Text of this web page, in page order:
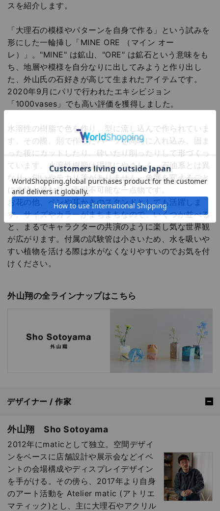
スを紹介します。
「大理石の模様やパターンを自身で作る」という試みを
形にした一輪挿し「MINE ORE （マイン オー
レ）」。"MINE" は鉱山、"ORE" は鉱石という意味をも
ち、地層や模様を自分なりに出してみようと作り出し
た、外山氏の石好きが高じて生まれたアイテムです。
2020年9月にパリで行われたエキシビジョン
「1000vases」でも高い評価を獲得しました。
水溶性の樹脂で色を作り、型に流し込んで作られていま
す。その際、別で作ったパーツを同時に入れ込み、固ま
った後にカットしたり、砕いたり削ったりして形づくっ
ています。水溶性樹脂は環境にやさしく、石油系とは異
なり、匂いやテカリ等がありません。角度を変えるごと
に表情が異なり、再現不可能な一点物です。
お花の他、ペンや耳かきのスタンドとしても活躍しま
す。サイズやカラーがまちまちなので、いくつか並べる
と、まるでキャラクターの共演のように楽し気な世界観
が広がります。付属の試験管は小さいため、水を吸いや
すい植物を活ける際は水がなくなりやすいのでお気を付
けください。
外山翔の全ラインナップはこちら
デザイナー / 作家
外山翔 Sho Sotoyama
2012年にmaticとして独立。空間デザイ
ンをベースに店舗設計や展示会などイベ
ントの会場構成やディスプレイデザイン
を手がける。その傍ら、2017年より自身
のアート活動を Atelier matic (アトリエ
マティック)とし、主に大理石やアクリル